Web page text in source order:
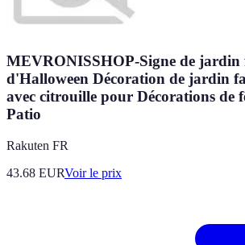
MEVRONISSHOP-Signe de jardin
d'Halloween Décoration de jardin
avec citrouille pour Décorations de
Patio
Rakuten FR
43.68 EURVoir le prix